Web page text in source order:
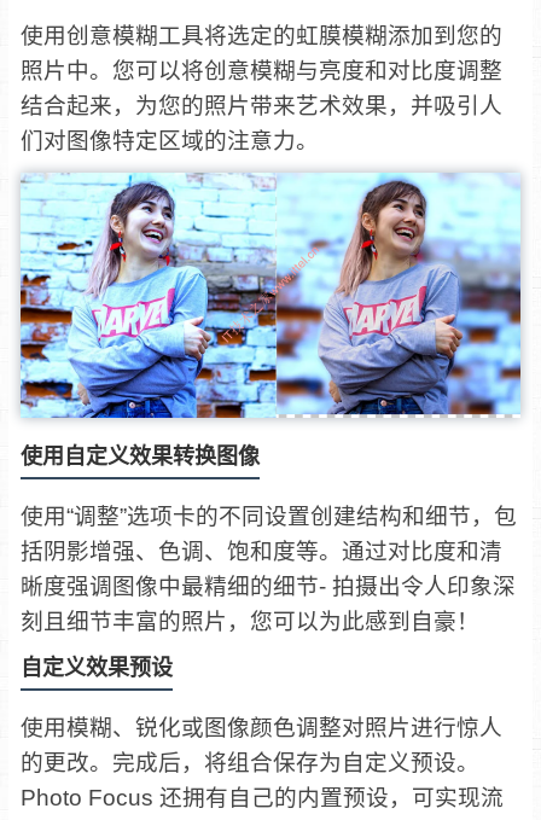
使用创意模糊工具将选定的虹膜模糊添加到您的
照片中。您可以将创意模糊与亮度和对比度调整
结合起来，为您的照片带来艺术效果，并吸引人
们对图像特定区域的注意力。
使用自定义效果转换图像
使用“调整”选项卡的不同设置创建结构和细节，包
括阴影增强、色调、饱和度等。通过对比度和清
晰度强调图像中最精细的细节- 拍摄出令人印象深
刻且细节丰富的照片，您可以为此感到自豪！
自定义效果预设
使用模糊、锐化或图像颜色调整对照片进行惊人
的更改。完成后，将组合保存为自定义预设。
Photo Focus 还拥有自己的内置预设，可实现流